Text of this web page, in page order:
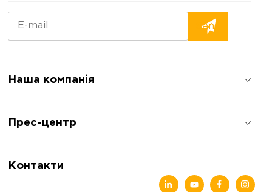
Наша компанія
Відгуки про компанію
Прес-центр
Статті
Контакти